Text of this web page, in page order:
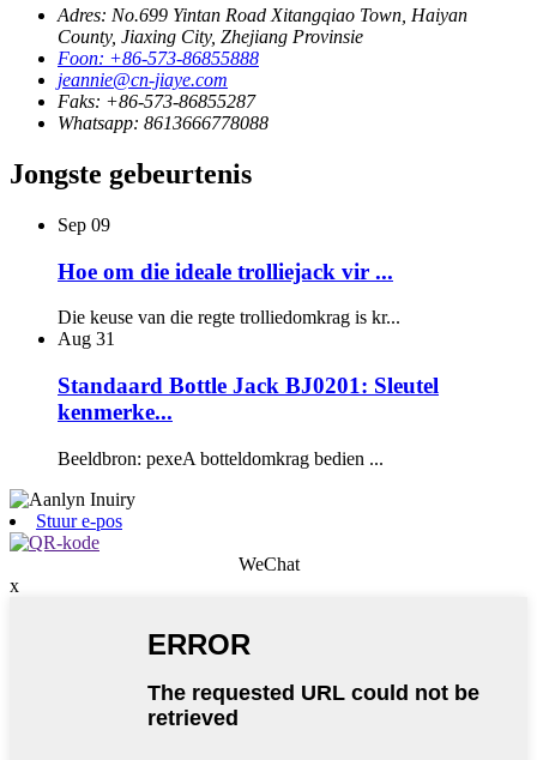
Adres: No.699 Yintan Road Xitangqiao Town, Haiyan
County, Jiaxing City, Zhejiang Provinsie
Foon: +86-573-86855888
jeannie@cn-jiaye.com
Faks: +86-573-86855287
Whatsapp: 8613666778088
Jongste gebeurtenis
Sep 09
Hoe om die ideale trolliejack vir ...
Die keuse van die regte trolliedomkrag is kr...
Aug 31
Standaard Bottle Jack BJ0201: Sleutel
kenmerke...
Beeldbron: pexeA botteldomkrag bedien ...
Stuur e-pos
WeChat
x